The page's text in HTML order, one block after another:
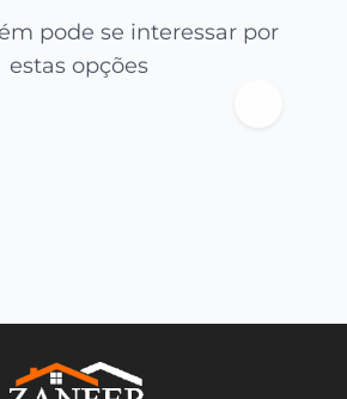
pode se interessar por
estas opções